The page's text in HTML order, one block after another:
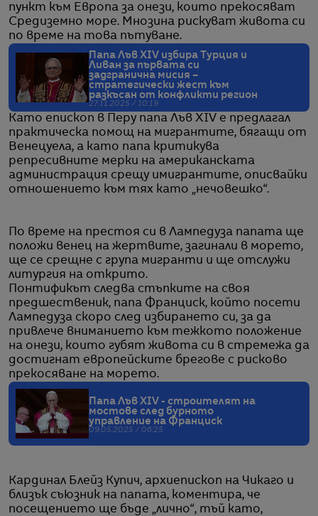
пункт към Европа за онези, които прекосяват
Средиземно море. Мнозина рискуват живота си
по време на това пътуване.
Папа Лъв XIV избира Турция и
Ливан за първата си
задгранична мисия –
стратегически жест към
разкъсан от конфликти регион
27.11.2025 / 10:19
Като епископ в Перу папа Лъв XIV е предлагал
практическа помощ на мигрантите, бягащи от
Венецуела, а като папа критикува
репресивните мерки на американската
администрация срещу имигрантите, описвайки
отношението към тях като „нечовешко“.
По време на престоя си в Лампедуза папата ще
положи венец на жертвите, загинали в морето,
ще се срещне с група мигранти и ще отслужи
литургия на открито.
Понтификът следва стъпките на своя
предшественик, папа Франциск, който посети
Лампедуза скоро след избирането си, за да
привлече вниманието към тежкото положение
на онези, които губят живота си в стремежа да
достигнат европейските брегове с рисково
прекосяване на морето.
Папа Лъв XIV - строителят на
мостове след бурното
управление на Франциск
09.05.2025 / 06:25
Кардинал Блейз Купич, архиепископ на Чикаго и
близък съюзник на папата, коментира, че
посещението ще бъде „лично“, тъй като,